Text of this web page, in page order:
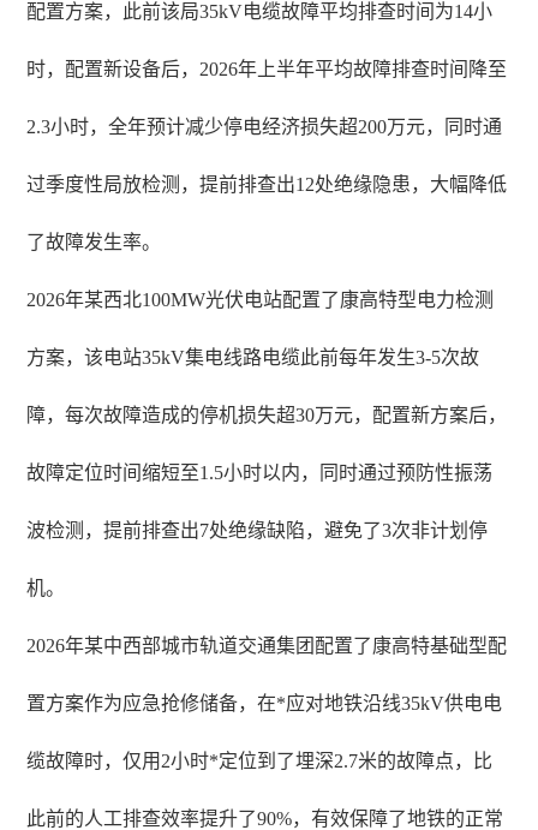
配置方案，此前该局35kV电缆故障平均排查时间为14小
时，配置新设备后，2026年上半年平均故障排查时间降至
2.3小时，全年预计减少停电经济损失超200万元，同时通
过季度性局放检测，提前排查出12处绝缘隐患，大幅降低
了故障发生率。
2026年某西北100MW光伏电站配置了康高特型电力检测
方案，该电站35kV集电线路电缆此前每年发生3-5次故
障，每次故障造成的停机损失超30万元，配置新方案后，
故障定位时间缩短至1.5小时以内，同时通过预防性振荡
波检测，提前排查出7处绝缘缺陷，避免了3次非计划停
机。
2026年某中西部城市轨道交通集团配置了康高特基础型配
置方案作为应急抢修储备，在*应对地铁沿线35kV供电电
缆故障时，仅用2小时*定位到了埋深2.7米的故障点，比
此前的人工排查效率提升了90%，有效保障了地铁的正常